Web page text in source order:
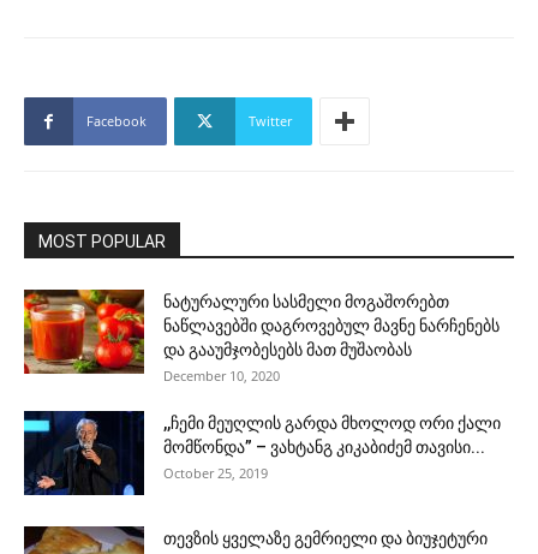
Facebook Twitter
MOST POPULAR
ნატურალური სასმელი მოგაშორებთ
ნაწლავებში დაგროვებულ მავნე ნარჩენებს
და გააუმჯობესებს მათ მუშაობას
December 10, 2020
,,ჩემი მეუღლის გარდა მხოლოდ ორი ქალი
მომწონდა” – ვახტანგ კიკაბიძემ თავისი...
October 25, 2019
თევზის ყველაზე გემრიელი და ბიუჯეტური